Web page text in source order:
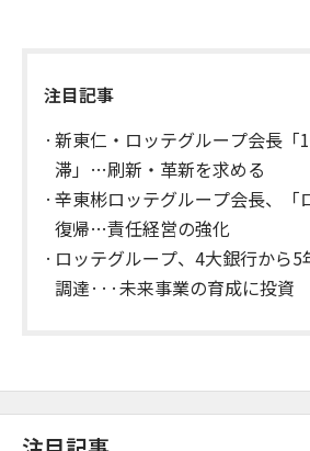
注目記事
新東仁・ロッテグループ会長「
滞」…刷新・革新を求める
辛東彬ロッテグループ会長、「
復帰…責任経営の強化
ロッテグループ、4大銀行から5
調達···未来事業の育成に投資